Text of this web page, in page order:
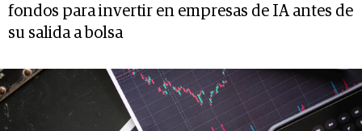
fondos para invertir en empresas de IA antes de
su salida a bolsa